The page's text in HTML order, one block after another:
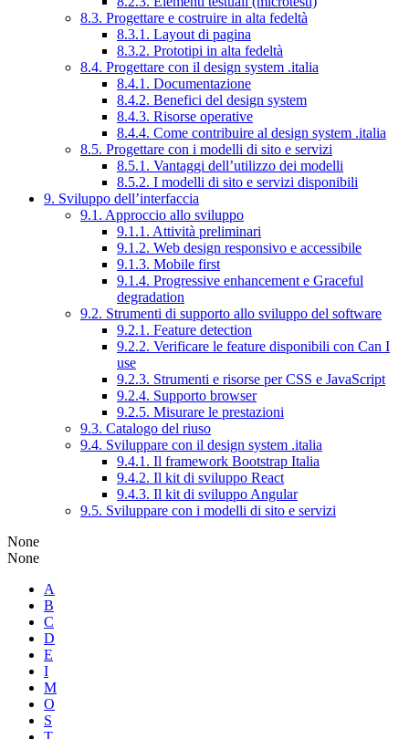
8.3. Progettare e costruire in alta fedeltà
8.3.1. Layout di pagina
8.3.2. Prototipi in alta fedeltà
8.4. Progettare con il design system .italia
8.4.1. Documentazione
8.4.2. Benefici del design system
8.4.3. Risorse operative
8.4.4. Come contribuire al design system .italia
8.5. Progettare con i modelli di sito e servizi
8.5.1. Vantaggi dell’utilizzo dei modelli
8.5.2. I modelli di sito e servizi disponibili
9. Sviluppo dell’interfaccia
9.1. Approccio allo sviluppo
9.1.1. Attività preliminari
9.1.2. Web design responsivo e accessibile
9.1.3. Mobile first
9.1.4. Progressive enhancement e Graceful
degradation
9.2. Strumenti di supporto allo sviluppo del software
9.2.1. Feature detection
9.2.2. Verificare le feature disponibili con Can I
use
9.2.3. Strumenti e risorse per CSS e JavaScript
9.2.4. Supporto browser
9.2.5. Misurare le prestazioni
9.3. Catalogo del riuso
9.4. Sviluppare con il design system .italia
9.4.1. Il framework Bootstrap Italia
9.4.2. Il kit di sviluppo React
9.4.3. Il kit di sviluppo Angular
9.5. Sviluppare con i modelli di sito e servizi
None
None
A
B
C
D
E
I
M
O
S